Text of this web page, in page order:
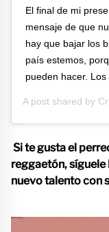
El final de mi
mensaje de que
hay que bajar los
país estemos,
pueden hacer.
A post shared by
Si te gusta el
reggaetón, síguele
nuevo talento con